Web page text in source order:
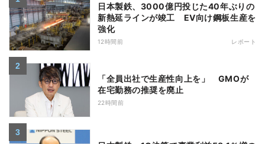
日本製鉄、3000億円投じた40年ぶりの
新熱延ラインが竣工 EV向け鋼板生産を
強化
12時間前 レポート
「全員出社で生産性向上を」 GMOが
在宅勤務の推奨を廃止
22時間前